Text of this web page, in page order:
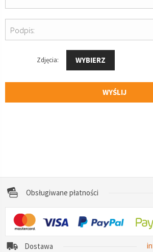
Podpis:
Zdjęcia: WYBIERZ
WYŚLIJ
Obsługiwane płatności
Dostawa